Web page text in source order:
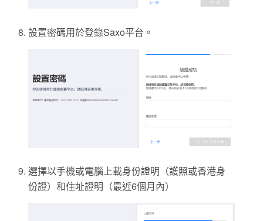
設置密碼用於登錄Saxo平台。
選擇以手機或電腦上載身份證明（護照或香港身
份證）和住址證明（最近6個月內）